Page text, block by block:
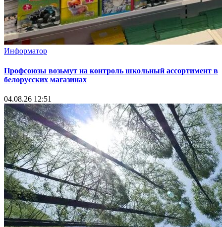
Информатор
Профсоюзы возьмут на контроль школьный ассортимент в
белорусских магазинах
04.08.26 12:51